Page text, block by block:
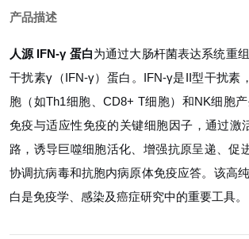
产品描述
人源 IFN-γ 蛋白为通过大肠杆菌表达系统重
干扰素γ（IFN-γ）蛋白。IFN-γ是II型干扰素
胞（如Th1细胞、CD8+ T细胞）和NK细胞
免疫与适应性免疫的关键细胞因子，通过激
路，诱导巨噬细胞活化、增强抗原呈递、促
协调抗病毒和抗胞内病原体免疫应答。该高
白是免疫学、感染及癌症研究中的重要工具。